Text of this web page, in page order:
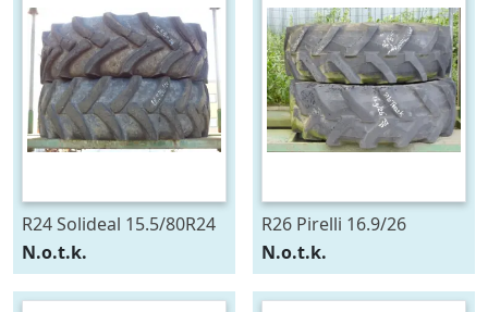
R24 Solideal 15.5/80R24
N.o.t.k.
R26 Pirelli 16.9/26
N.o.t.k.